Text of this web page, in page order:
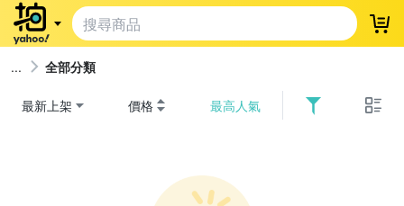
登
全部分類
最新上架 價格 最高人氣